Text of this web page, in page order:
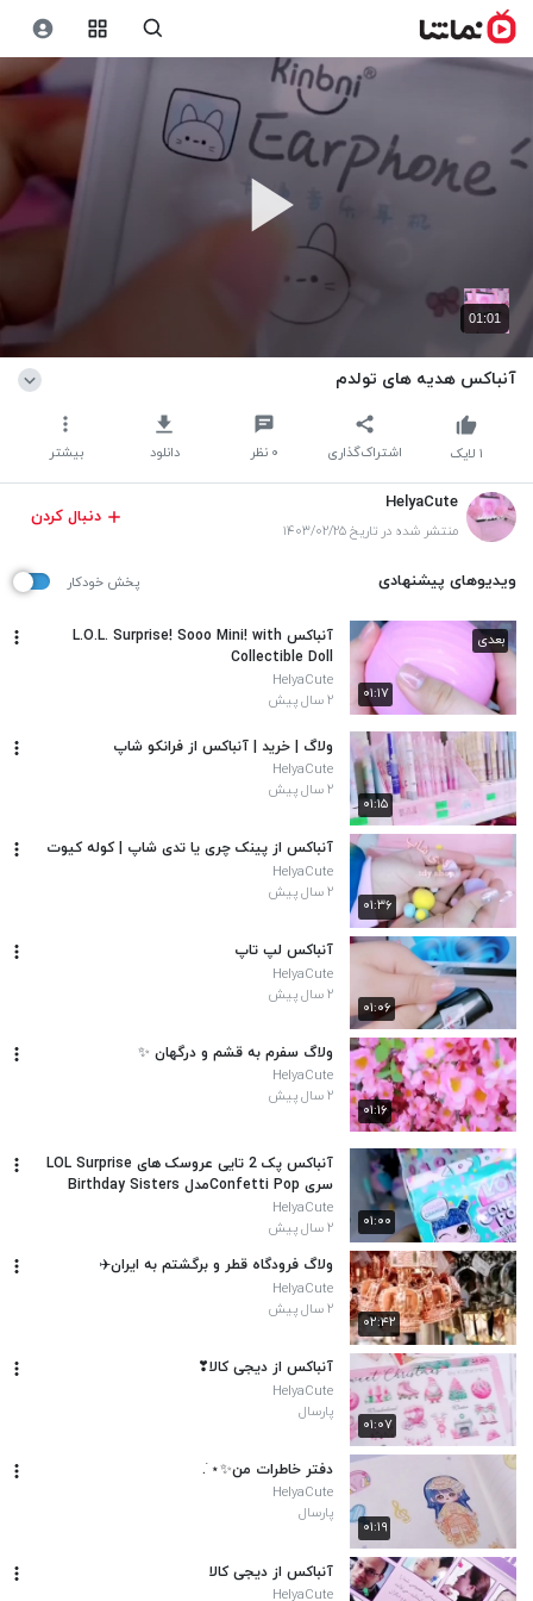
01:01
آنباکس هدیه های تولدم
اشتراک‌گذاری ۰ نظر دانلود بیشتر ۱ لایک
HelyaCute
منتشر شده در تاریخ ۱۴۰۳/۰۲/۲۵
دنبال کردن
ویدیوهای پیشنهادی پخش خودکار
۰۱:۱۷
بعدی
آنباکس L.O.L. Surprise! Sooo Mini! with
Collectible Doll
HelyaCute
۲ سال پیش
۰۱:۱۵
ولاگ | خرید | آنباکس از فرانکو شاپ
HelyaCute
۲ سال پیش
۰۱:۳۶
آنباکس از پینک‌ چری یا تدی شاپ | کوله کیوت
HelyaCute
۲ سال پیش
۰۱:۰۶
آنباکس لپ تاپ
HelyaCute
۲ سال پیش
۰۱:۱۶
ولاگ سفرم به قشم و درگهان ✨
HelyaCute
۲ سال پیش
۰۱:۰۰
آنباکس پک 2 تایی عروسک های LOL Surprise
سری Confetti Popمدل Birthday Sisters
HelyaCute
۲ سال پیش
۰۲:۴۲
ولاگ فرودگاه قطر و برگشتم به ایران✈️
HelyaCute
۲ سال پیش
۰۱:۰۷
آنباکس از دیجی کالا❣
HelyaCute
پارسال
۰۱:۱۹
دفتر خاطرات من✨⋆ ࣪.
HelyaCute
پارسال
آنباکس از دیجی کالا
HelyaCute